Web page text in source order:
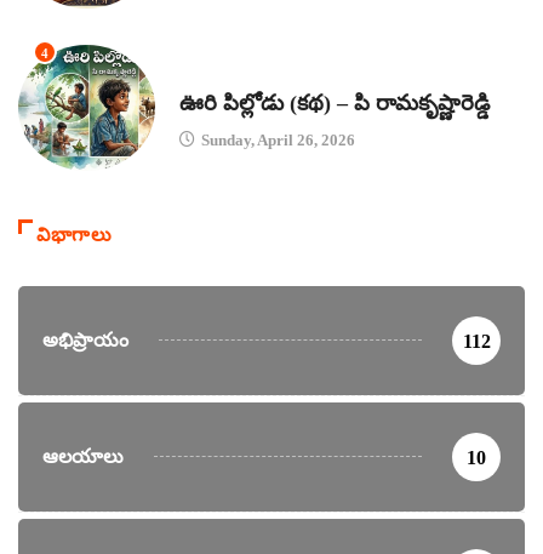
4
ఊరి పిల్లోడు (కథ) – పి రామకృష్ణారెడ్డి
Sunday, April 26, 2026
విభాగాలు
అభిప్రాయం 112
ఆలయాలు 10